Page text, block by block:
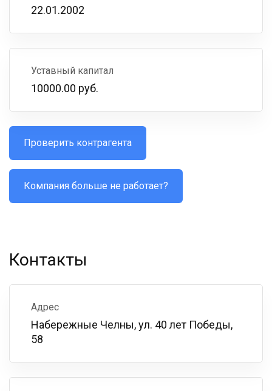
22.01.2002
Уставный капитал
10000.00 руб.
Проверить контрагента
Компания больше не работает?
Контакты
Адрес
Набережные Челны, ул. 40 лет Победы,
58